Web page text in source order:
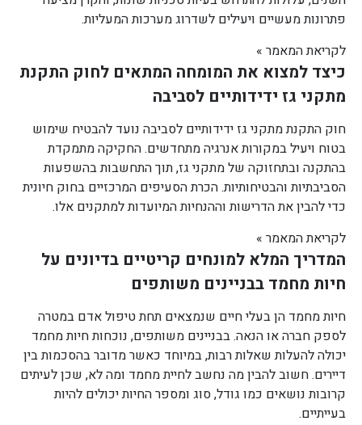
פתרונות מעשיים ויעילים לשדרוג מערכות המעליות.
לקריאת המאמר »
כיצד למצוא את המומחה המתאים לחוק התקנת
מתקני גז ידידותיים לסביבה
חוק התקנת מתקני גז ידידותיים לסביבה נועד להבטיח שימוש
בטוח ויעיל במקורות אנרגיה מתחדשים. החקיקה מתמקדת
בהתקנה ובתחזוקה של מתקני גז, תוך התחשבות בהשפעות
הסביבתיות והבטיחותיות. הכרת הסעיפים המרכזיים בחוק חיונית
כדי להבין את הדרישות וההנחיות המיועדות למתקנים אלו.
לקריאת המאמר »
המדריך המלא למונחים קריטיים בדיונים על
חיות מחמד בבניינים משותפים
חיות מחמד הן בעלי חיים שנמצאים תחת טיפול אדם במטרה
לספק חברה או הנאה. בבניינים משותפים, נוכחות חיות מחמד
יכולה להעלות שאלות רבות, במיוחד כאשר מדובר בהסכמות בין
דיירים. חשוב להבין מה נחשב לחיית מחמד ומה לא, שכן לעיתים
קרובות נושאים כמו גודל, סוג ומספר החיות יכולים להיות
בעייתיים.